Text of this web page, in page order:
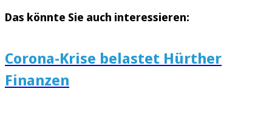
Das könnte Sie auch interessieren:
Corona-Krise belastet Hürther
Finanzen